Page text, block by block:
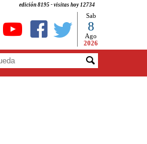
edición 8195 - visitas hoy 12734
Sab
8
Ago
2026